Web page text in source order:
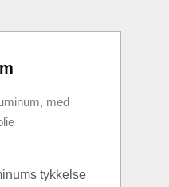
med
tykkelse